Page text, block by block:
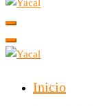
Yacal micro hosting
Inicio